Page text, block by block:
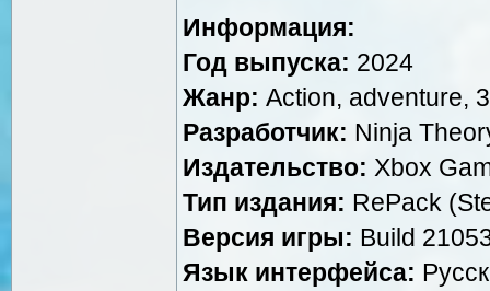
Информация:
Год выпуска: 2024
Жанр: Action, adventure,
Разработчик: Ninja
Издательство: Xbox
Тип издания: RePack
Версия игры: Build
Язык интерфейса: